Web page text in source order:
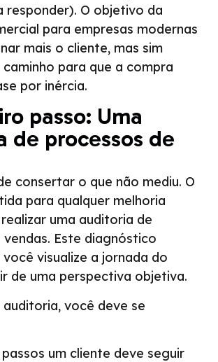
responder). O objetivo da
para empresas modernas
mais o cliente, mas sim
para que a compra
por inércia.
passo: Uma
de processos de
consertar o que não mediu. O
para qualquer melhoria
uma auditoria de
Este diagnóstico
visualize a jornada do
de uma perspectiva objetiva.
auditoria, você deve se
um cliente deve seguir